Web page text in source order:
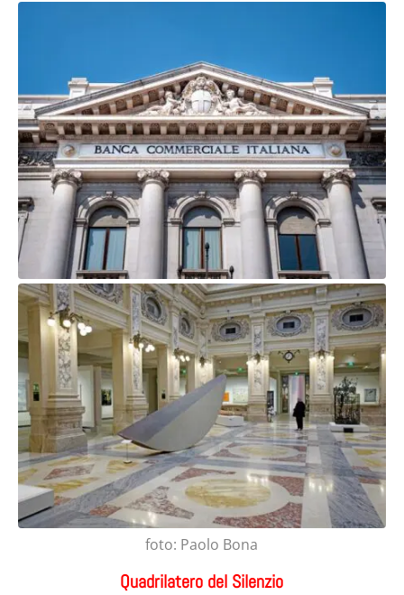
foto: Paolo Bona
Quadrilatero del Silenzio